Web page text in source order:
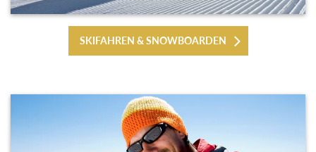
SKIFAHREN & SNOWBOARDEN